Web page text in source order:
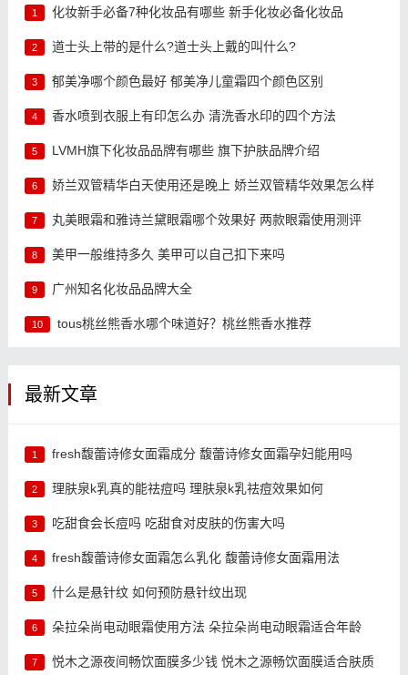
1 化妆新手必备7种化妆品有哪些 新手化妆必备化妆品
2 道士头上带的是什么?道士头上戴的叫什么?
3 郁美净哪个颜色最好 郁美净儿童霜四个颜色区别
4 香水喷到衣服上有印怎么办 清洗香水印的四个方法
5 LVMH旗下化妆品品牌有哪些 旗下护肤品牌介绍
6 娇兰双管精华白天使用还是晚上 娇兰双管精华效果怎么样
7 丸美眼霜和雅诗兰黛眼霜哪个效果好 两款眼霜使用测评
8 美甲一般维持多久 美甲可以自己扣下来吗
9 广州知名化妆品品牌大全
10 tous桃丝熊香水哪个味道好？桃丝熊香水推荐
最新文章
1 fresh馥蕾诗修女面霜成分 馥蕾诗修女面霜孕妇能用吗
2 理肤泉k乳真的能祛痘吗 理肤泉k乳祛痘效果如何
3 吃甜食会长痘吗 吃甜食对皮肤的伤害大吗
4 fresh馥蕾诗修女面霜怎么乳化 馥蕾诗修女面霜用法
5 什么是悬针纹 如何预防悬针纹出现
6 朵拉朵尚电动眼霜使用方法 朵拉朵尚电动眼霜适合年龄
7 悦木之源夜间畅饮面膜多少钱 悦木之源畅饮面膜适合肤质